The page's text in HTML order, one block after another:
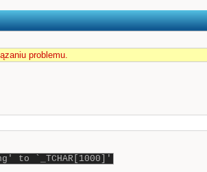
problemu.
to `_TCHAR[1000]'